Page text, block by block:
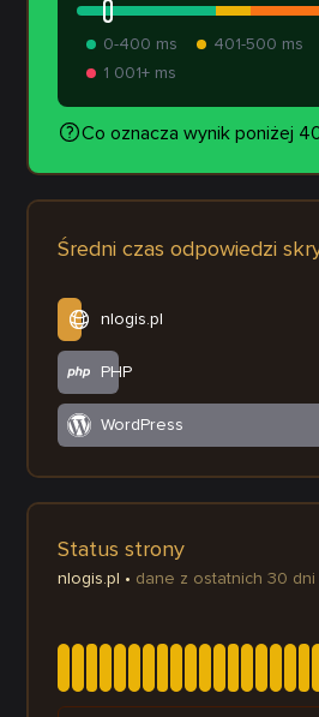
0-400 ms 401-500 ms
1 001+ ms
Co oznacza wynik poniżej
Średni czas odpowiedzi
nlogis.pl
PHP
WordPress
Status strony
nlogis.pl • dane z ostatnich 30 dni